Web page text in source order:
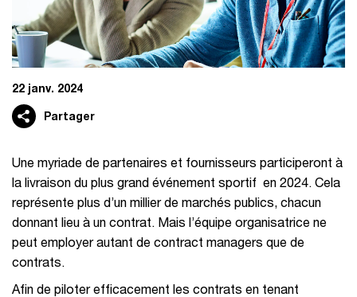
22 janv. 2024
Partager
Une myriade de partenaires et fournisseurs participeront à
la livraison du plus grand événement sportif en 2024. Cela
représente plus d’un millier de marchés publics, chacun
donnant lieu à un contrat. Mais l’équipe organisatrice ne
peut employer autant de contract managers que de
contrats.
Afin de piloter efficacement les contrats en tenant